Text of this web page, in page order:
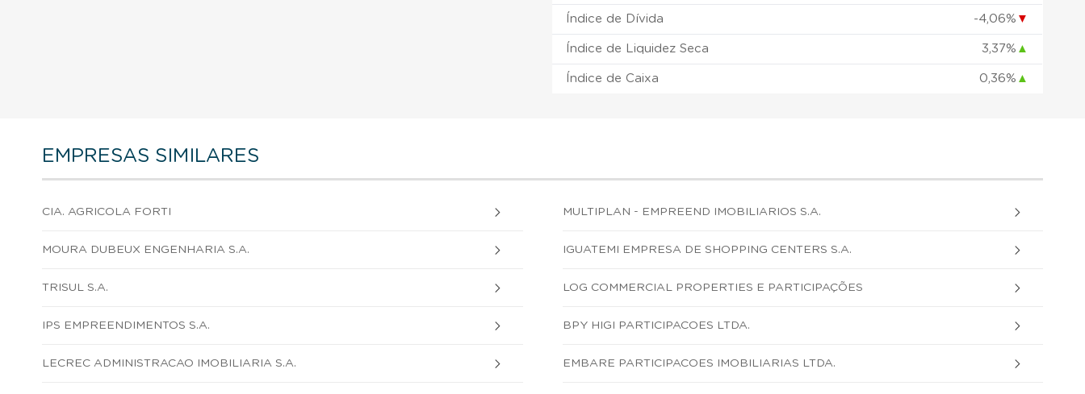
Índice de Dívida -4,06% ▼
Índice de Liquidez Seca 3,37% ▲
Índice de Caixa 0,36% ▲
EMPRESAS SIMILARES
CIA. AGRICOLA FORTI MULTIPLAN - EMPREEND IMOBILIARIOS S.A.
MOURA DUBEUX ENGENHARIA S.A. IGUATEMI EMPRESA DE SHOPPING CENTERS S.A.
TRISUL S.A. LOG COMMERCIAL PROPERTIES E PARTICIPAÇÕES
IPS EMPREENDIMENTOS S.A. BPY HIGI PARTICIPACOES LTDA.
LECREC ADMINISTRACAO IMOBILIARIA S.A. EMBARE PARTICIPACOES IMOBILIARIAS LTDA.